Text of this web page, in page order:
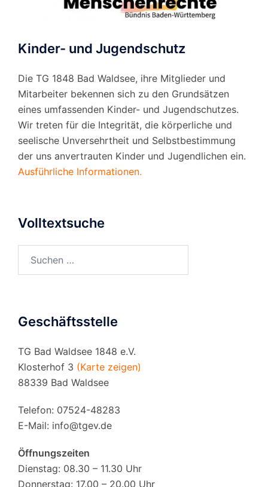
Kinder- und Jugendschutz
Die TG 1848 Bad Waldsee, ihre Mitglieder und
Mitarbeiter bekennen sich zu den Grundsätzen
eines umfassenden Kinder- und Jugendschutzes.
Wir treten für die Integrität, die körperliche und
seelische Unversehrtheit und Selbstbestimmung
der uns anvertrauten Kinder und Jugendlichen ein.
Ausführliche Informationen.
Volltextsuche
Geschäftsstelle
TG Bad Waldsee 1848 e.V.
Klosterhof 3 (Karte zeigen)
88339 Bad Waldsee
Telefon: 07524-48283
E-Mail: info@tgev.de
Öffnungszeiten
Dienstag: 08.30 – 11.30 Uhr
Donnerstag: 17.00 – 20.00 Uhr